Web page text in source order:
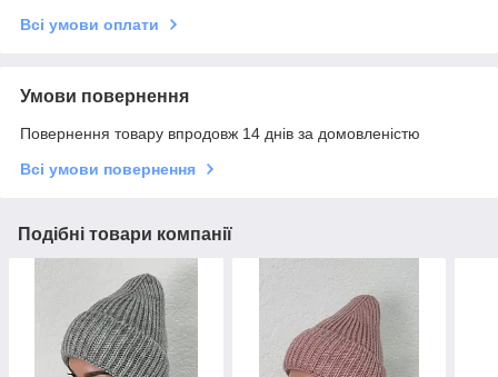
Всі умови оплати
Умови повернення
Повернення товару впродовж 14 днів за домовленістю
Всі умови повернення
Подібні товари компанії